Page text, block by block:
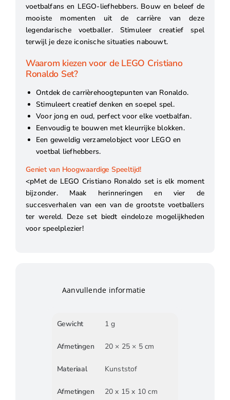
voetbalfans en LEGO-liefhebbers. Bouw en beleef de
mooiste momenten uit de carrière van deze
legendarische voetballer. Stimuleer creatief spel
terwijl je deze iconische situaties nabouwt.
Waarom kiezen voor de LEGO Cristiano
Ronaldo Set?
Ontdek de carrièrehoogtepunten van Ronaldo.
Stimuleert creatief denken en soepel spel.
Voor jong en oud, perfect voor elke voetbalfan.
Eenvoudig te bouwen met kleurrijke blokken.
Een geweldig verzamelobject voor LEGO en
voetbal liefhebbers.
Geniet van Hoogwaardige Speeltijd!
<pMet de LEGO Cristiano Ronaldo set is elk moment
bijzonder. Maak herinneringen en vier de
succesverhalen van een van de grootste voetballers
ter wereld. Deze set biedt eindeloze mogelijkheden
voor speelplezier!
Aanvullende informatie
Gewicht 1 g
Afmetingen 20 × 25 × 5 cm
Materiaal Kunststof
Afmetingen 20 x 15 x 10 cm